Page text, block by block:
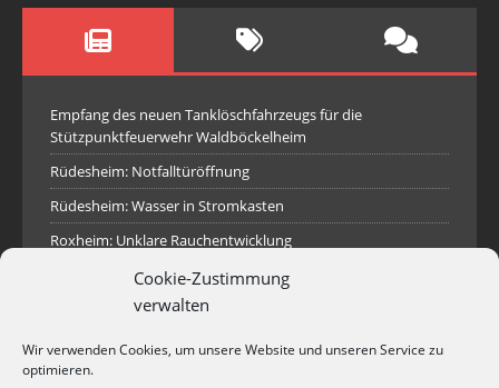
Cookie-Zustimmung
verwalten
Wir verwenden Cookies, um unsere Website und unseren Service zu
optimieren.
Empfang des neuen Tanklöschfahrzeugs für die
Stützpunktfeuerwehr Waldböckelheim
Rüdesheim: Notfalltüröffnung
Rüdesheim: Wasser in Stromkasten
Roxheim: Unklare Rauchentwicklung
Sprendlingen: Überörtliche Hilfe bei Industriebrand in
Rüdesheim: Aufgerissener Dieseltank